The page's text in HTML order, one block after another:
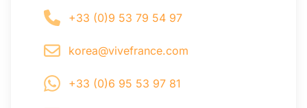
+33 (0)9 53 79 54 97
korea@vivefrance.com
+33 (0)6 95 53 97 81